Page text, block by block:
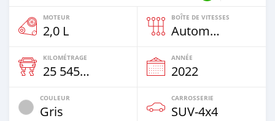
MOTEUR
2,0 L
BOÎTE DE VITESSES
Automatique
KILOMÉTRAGE
25 545 Km
ANNÉE
2022
COULEUR
Gris
CARROSSERIE
SUV‒4x4